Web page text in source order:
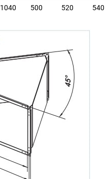
1040 500 520 540